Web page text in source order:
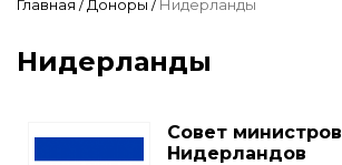
Главная Доноры Нидерланды
Нидерланды
Совет министров
Нидерландов